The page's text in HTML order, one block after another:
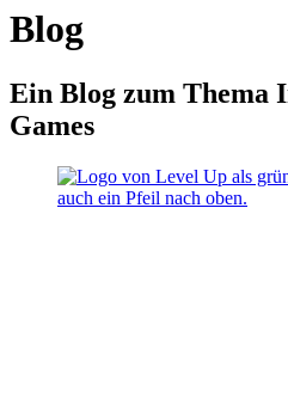
Blog
Ein Blog zum Thema
Games